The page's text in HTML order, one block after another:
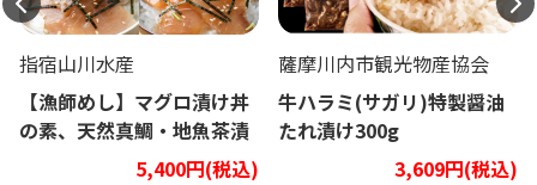
指宿山川水産
【漁師めし】マグロ漬け丼
の素、天然真鯛・地魚茶漬
け5種類10Pセット5,400円(税込)
薩摩川内市観光物産協会
牛ハラミ(サガリ)特製醤油
たれ漬け300g
3,609円(税込)